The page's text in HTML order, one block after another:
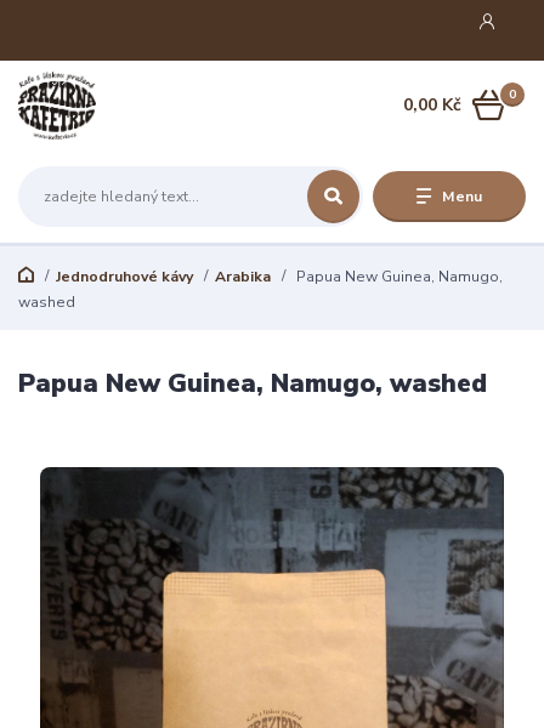
Menu
0
0,00 Kč
Jednodruhové kávy Arabika
Papua New Guinea, Namugo,
washed
Papua New Guinea, Namugo, washed